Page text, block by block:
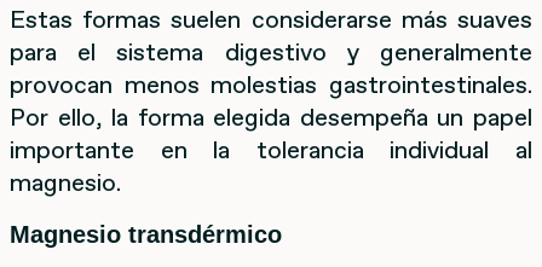
Estas formas suelen considerarse más suaves
para el sistema digestivo y generalmente
provocan menos molestias gastrointestinales.
Por ello, la forma elegida desempeña un papel
importante en la tolerancia individual al
magnesio.
Magnesio transdérmico